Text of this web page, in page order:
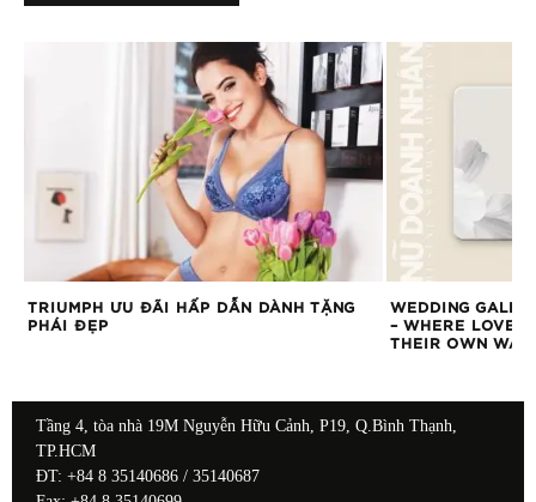
TRIUMPH ƯU ĐÃI HẤP DẪN DÀNH TẶNG
PHÁI ĐẸP
WEDDING
– WHERE LOVE
THEIR OWN WAY
Tầng 4, tòa nhà 19M Nguyễn Hữu Cảnh, P19, Q.Bình Thạnh,
TP.HCM
ĐT: +84 8 35140686 / 35140687